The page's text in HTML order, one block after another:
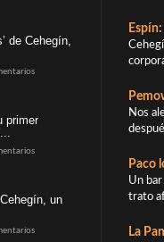
de Cehegín,
primer
un
Espín:
Nos
Paco
Un
trato
La